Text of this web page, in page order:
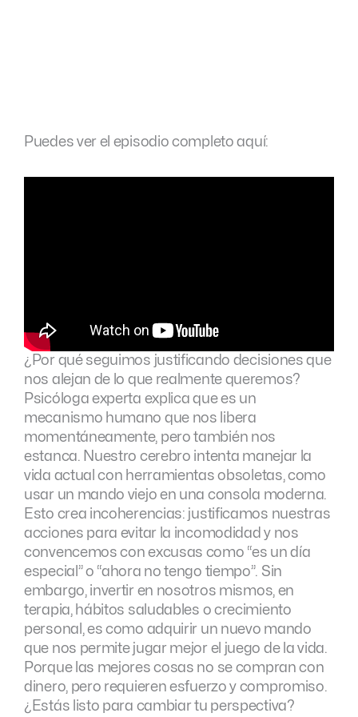
Puedes ver el episodio completo aquí:
¿Por qué seguimos justificando decisiones que
nos alejan de lo que realmente queremos?
Psicóloga experta explica que es un
mecanismo humano que nos libera
momentáneamente, pero también nos
estanca. Nuestro cerebro intenta manejar la
vida actual con herramientas obsoletas, como
usar un mando viejo en una consola moderna.
Esto crea incoherencias: justificamos nuestras
acciones para evitar la incomodidad y nos
convencemos con excusas como “es un día
especial” o “ahora no tengo tiempo”. Sin
embargo, invertir en nosotros mismos, en
terapia, hábitos saludables o crecimiento
personal, es como adquirir un nuevo mando
que nos permite jugar mejor el juego de la vida.
Porque las mejores cosas no se compran con
dinero, pero requieren esfuerzo y compromiso.
¿Estás listo para cambiar tu perspectiva?